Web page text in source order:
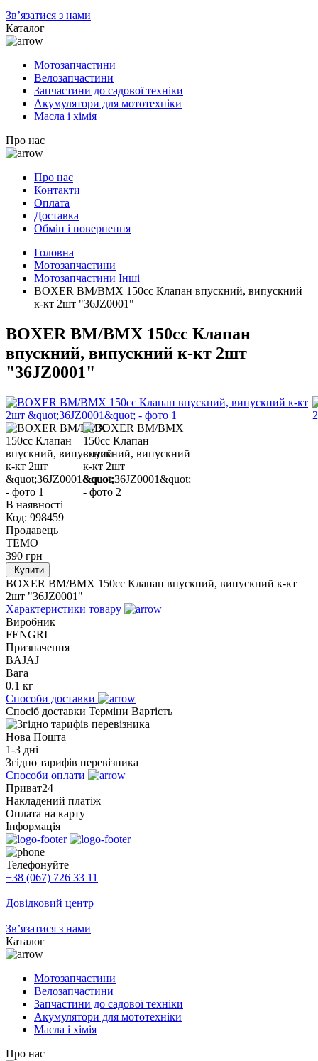
Зв’язатися з нами
Каталог
Мотозапчастини
Велозапчастини
Запчастини до садової техніки
Акумулятори для мототехніки
Масла і хімія
Про нас
Про нас
Контакти
Оплата
Доставка
Обмін і повернення
Головна
Мотозапчастини
Мотозапчастини Інші
BOXER BM/ВМX 150cc Клапан впускний, випускний
к-кт 2шт "36JZ0001"
BOXER BM/ВМX 150cc Клапан
впускний, випускний к-кт 2шт
"36JZ0001"
В наявності
Код: 998459
Продавець
TEMO
390 грн
Купити
BOXER BM/ВМX 150cc Клапан впускний, випускний к-кт
2шт "36JZ0001"
Характеристики товару
Виробник
FENGRI
Призначення
BAJAJ
Вага
0.1 кг
Способи доставки
Спосіб доставки Терміни Вартість
Нова Пошта
1-3 дні
Згідно тарифів перевізника
Способи оплати
Приват24
Накладений платіж
Оплата на карту
Інформація
Телефонуйте
+38 (067) 726 33 11
Довідковий центр
Зв’язатися з нами
Каталог
Мотозапчастини
Велозапчастини
Запчастини до садової техніки
Акумулятори для мототехніки
Масла і хімія
Про нас